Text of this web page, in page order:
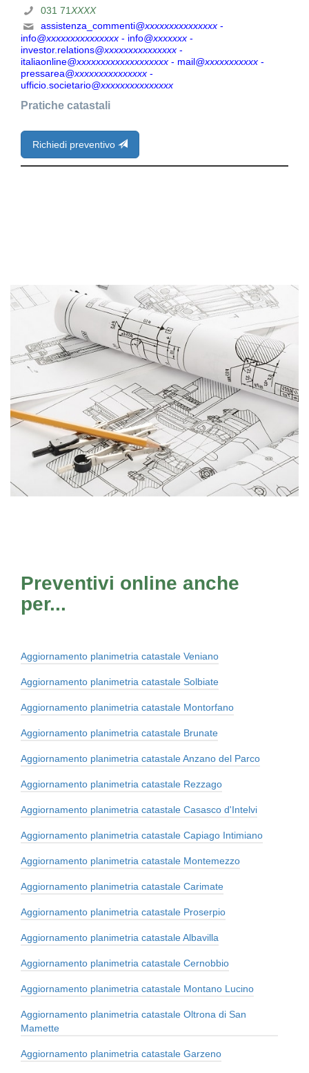
031 71 XXXX
assistenza_commenti@xxxxxxxxxxxxxxx -
info@xxxxxxxxxxxxxxx - info@xxxxxxx -
investor.relations@xxxxxxxxxxxxxxx -
italiaonline@xxxxxxxxxxxxxxxxxxx - mail@xxxxxxxxxxx -
pressarea@xxxxxxxxxxxxxxx -
ufficio.societario@xxxxxxxxxxxxxxx
Pratiche catastali
Richiedi preventivo
Preventivi online anche
per...
Aggiornamento planimetria catastale Veniano
Aggiornamento planimetria catastale Solbiate
Aggiornamento planimetria catastale Montorfano
Aggiornamento planimetria catastale Brunate
Aggiornamento planimetria catastale Anzano del Parco
Aggiornamento planimetria catastale Rezzago
Aggiornamento planimetria catastale Casasco d'Intelvi
Aggiornamento planimetria catastale Capiago Intimiano
Aggiornamento planimetria catastale Montemezzo
Aggiornamento planimetria catastale Carimate
Aggiornamento planimetria catastale Proserpio
Aggiornamento planimetria catastale Albavilla
Aggiornamento planimetria catastale Cernobbio
Aggiornamento planimetria catastale Montano Lucino
Aggiornamento planimetria catastale Oltrona di San
Mamette
Aggiornamento planimetria catastale Garzeno